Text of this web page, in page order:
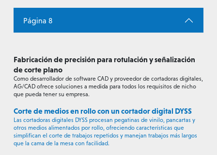
Página 8
Fabricación de precisión para rotulación y señalización
de corte plano
Como desarrollador de software CAD y proveedor de cortadoras digitales,
AG/CAD ofrece soluciones a medida para todos los requisitos de nicho
que pueda tener su empresa.
Corte de medios en rollo con un cortador digital DYSS
Las cortadoras digitales DYSS procesan pegatinas de vinilo, pancartas y
otros medios alimentados por rollo, ofreciendo características que
simplifican el corte de trabajos repetidos y manejan trabajos más largos
que la cama de la mesa con facilidad.